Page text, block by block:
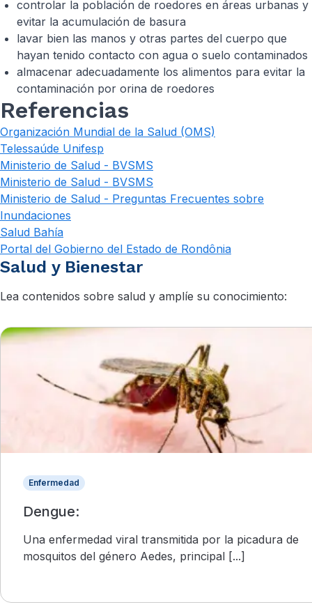
controlar la población de roedores en áreas urbanas y
evitar la acumulación de basura
lavar bien las manos y otras partes del cuerpo que
hayan tenido contacto con agua o suelo contaminados
almacenar adecuadamente los alimentos para evitar la
contaminación por orina de roedores
Referencias
Organización Mundial de la Salud (OMS)
Telessaúde Unifesp
Ministerio de Salud - BVSMS
Ministerio de Salud - BVSMS
Ministerio de Salud - Preguntas Frecuentes sobre
Inundaciones
Salud Bahía
Portal del Gobierno del Estado de Rondônia
Salud y Bienestar
Lea contenidos sobre salud y amplíe su conocimiento:
Enfermedad
Dengue:
Una enfermedad viral transmitida por la picadura de
mosquitos del género Aedes, principal [...]